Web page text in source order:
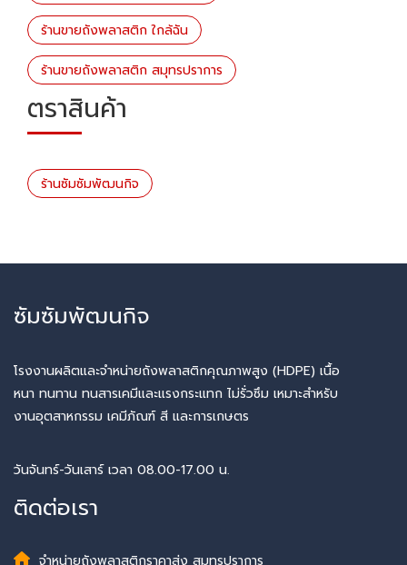
ร้านขายถังพลาสติก ใกล้ฉัน
ร้านขายถังพลาสติก สมุทรปราการ
ตราสินค้า
ร้านซัมซัมพัฒนกิจ
ซัมซัมพัฒนกิจ
โรงงานผลิตและจำหน่ายถังพลาสติกคุณภาพสูง (HDPE) เนื้อ
หนา ทนทาน ทนสารเคมีและแรงกระแทก ไม่รั่วซึม เหมาะสำหรับ
งานอุตสาหกรรม เคมีภัณฑ์ สี และการเกษตร
วันจันทร์-วันเสาร์ เวลา 08.00-17.00 น.
ติดต่อเรา
จำหน่ายถังพลาสติกราคาส่ง สุมทรปราการ